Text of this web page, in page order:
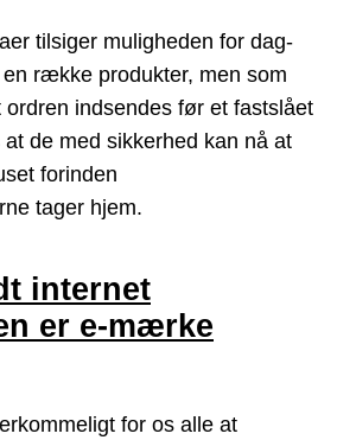
tilsiger muligheden for dag-
række produkter, men som
indsendes før et fastslået
de med sikkerhed kan nå at
forinden
tager hjem.
internet
er e-mærke
for os alle at